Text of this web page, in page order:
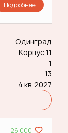
Подробнее
Одинград
Корпус 11
1
13
4 кв. 2027
-26 000